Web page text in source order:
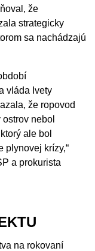
že
strategicky
sa nachádzajú
vláda Ivety
že ropovod
nebol
ale bol
plynovej krízy,“
a prokurista
na rokovaní